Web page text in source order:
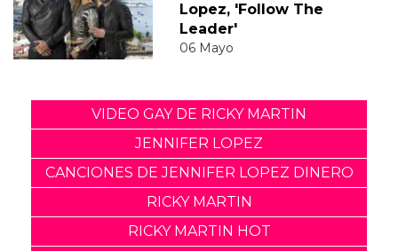
Lopez, 'Follow The
Leader'
06 Mayo
VIDEO GAY DE RICKY MARTIN
JENNIFER LOPEZ
CANCIONES DE JENNIFER LOPEZ DINERO
RICKY MARTIN
RICKY MARTIN HOT